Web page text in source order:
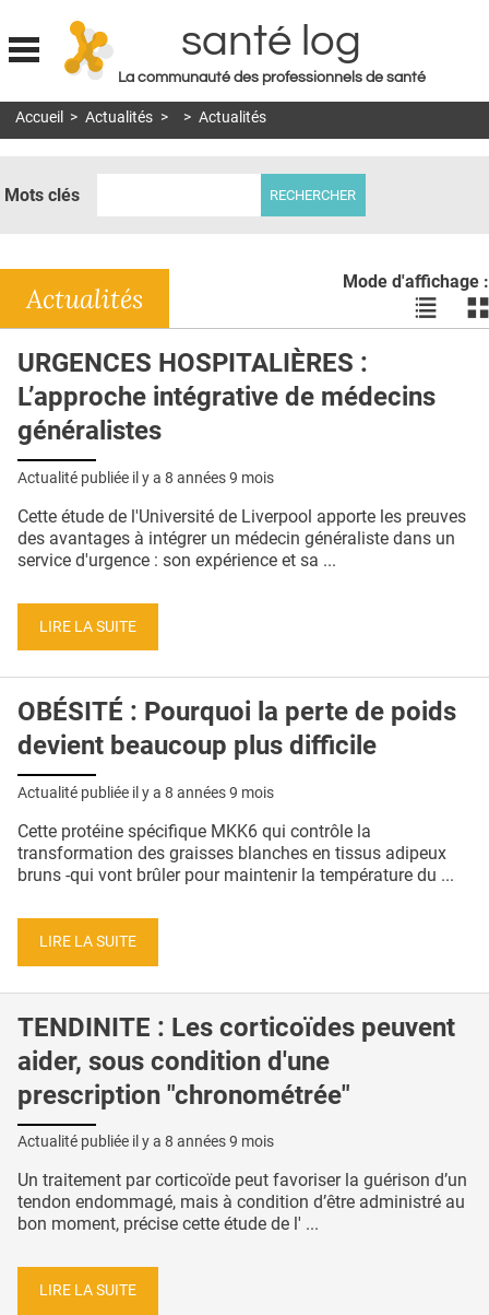
Jump to navigation
santé log
La communauté des professionnels de santé
MON COMPTE
DOSSIERS
RÉSEAUX
E-REVUE SAD
THÉMA
L'APP
PUBLICITÉ
CONTACT
Accueil > Actualités > > Actualités
Mots clés
Mode d'affichage :
Voir
les
liste
les
Actualités
URGENCES HOSPITALIÈRES :
L’approche intégrative de médecins
généralistes
Actualité publiée il y a 8 années 9 mois
Cette étude de l'Université de Liverpool apporte les preuves
des avantages à intégrer un médecin généraliste dans un
service d'urgence : son expérience et sa ...
LIRE LA SUITE
OBÉSITÉ : Pourquoi la perte de poids
devient beaucoup plus difficile
Actualité publiée il y a 8 années 9 mois
Cette protéine spécifique MKK6 qui contrôle la
transformation des graisses blanches en tissus adipeux
bruns -qui vont brûler pour maintenir la température du ...
LIRE LA SUITE
TENDINITE : Les corticoïdes peuvent
aider, sous condition d'une
prescription "chronométrée"
Actualité publiée il y a 8 années 9 mois
Un traitement par corticoïde peut favoriser la guérison d’un
tendon endommagé, mais à condition d’être administré au
bon moment, précise cette étude de l' ...
LIRE LA SUITE